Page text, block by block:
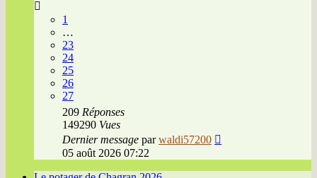
1
…
23
24
25
26
27
209 Réponses
149290 Vues
Dernier message parwaldi57200
05 août 2026 07:22